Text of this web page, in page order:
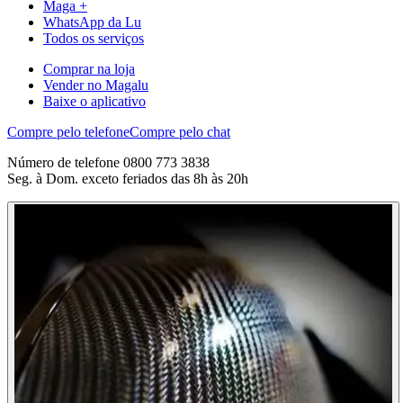
Maga +
WhatsApp da Lu
Todos os serviços
Comprar na loja
Vender no Magalu
Baixe o aplicativo
Compre pelo telefoneCompre pelo chat
Número de telefone 0800 773 3838
Seg. à Dom. exceto feriados das 8h às 20h